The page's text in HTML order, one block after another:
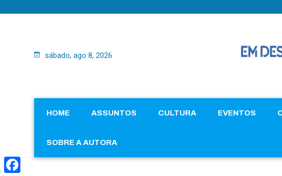
sábado, ago 8, 2026
HOME ASSUNTOS CULTURA EVENTOS
SOBRE A AUTORA